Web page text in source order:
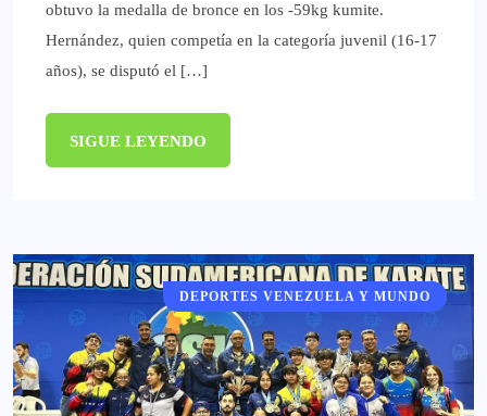
obtuvo la medalla de bronce en los -59kg kumite.
Hernández, quien competía en la categoría juvenil (16-17
años), se disputó el […]
SIGUE LEYENDO
DEPORTES
DEPORTES VENEZUELA Y MUNDO